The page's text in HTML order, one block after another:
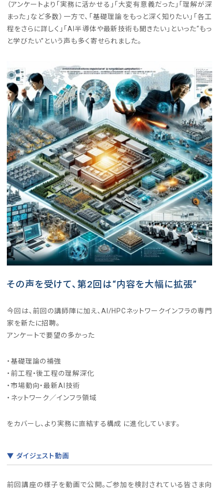
（アンケートより「実務に活かせる」「大変有意義だった」「理解が深
まった」など多数）一方で、「基礎理論をもっと深く知りたい」「各工
程をさらに詳しく」「AI半導体や最新技術も聞きたい」といった“もっ
と学びたい”という声も多く寄せられました。
その声を受けて、第2回は“内容を大幅に拡張”
今回は、前回の講師陣に加え、AI/HPCネットワークインフラの専門
家を新たに招聘。
アンケートで要望の多かった
・基礎理論の補強
・前工程・後工程の理解深化
・市場動向・最新AI技術
・ネットワーク／インフラ領域
をカバーし、より実務に直結する構成 に進化しています。
▼ ダイジェスト動画
前回講座の様子を動画で公開。ご参加を検討されている皆さま向